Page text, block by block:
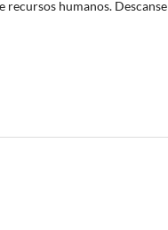
humanos.